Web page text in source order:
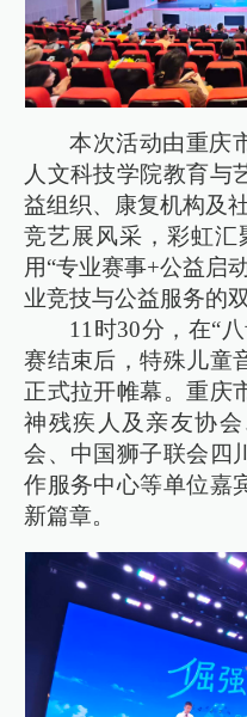
本次活动由重庆
人文科技学院教育与
益组织、康复机构及
竞艺展风采，彩虹汇
用“专业赛事+公益启
业竞技与公益服务的
11时30分，在“
赛结束后，特殊儿童
正式拉开帷幕。重庆
神残疾人及亲友协
会、中国狮子联会四
作服务中心等单位嘉
新篇章。